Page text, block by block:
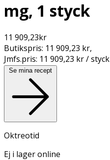
mg, 1 styck
11 909,23kr
Butikspris: 11 909,23 kr,
Jmfs.pris: 11 909,23 kr / styck
Se mina recept
Oktreotid
Ej i lager online